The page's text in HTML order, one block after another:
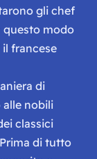
gli chef
questo modo
francese
di
alle nobili
classici
di tutto